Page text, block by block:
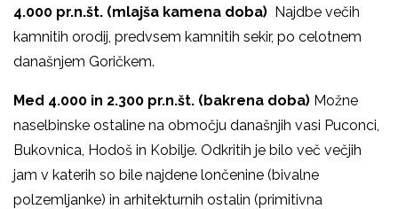
4.000 pr.n.št. (mlajša kamena doba) Najdbe večih
kamnitih orodij, predvsem kamnitih sekir, po celotnem
današnjem Goričkem.
Med 4.000 in 2.300 pr.n.št. (bakrena doba) Možne
naselbinske ostaline na območju današnjih vasi Puconci,
Bukovnica, Hodoš in Kobilje. Odkritih je bilo več večjih
jam v katerih so bile najdene lončenine (bivalne
polzemljanke) in arhitekturnih ostalin (primitivna